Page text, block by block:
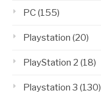
PC(155)
Playstation (20)
PlayStation 2 (18)
Playstation 3 (130)